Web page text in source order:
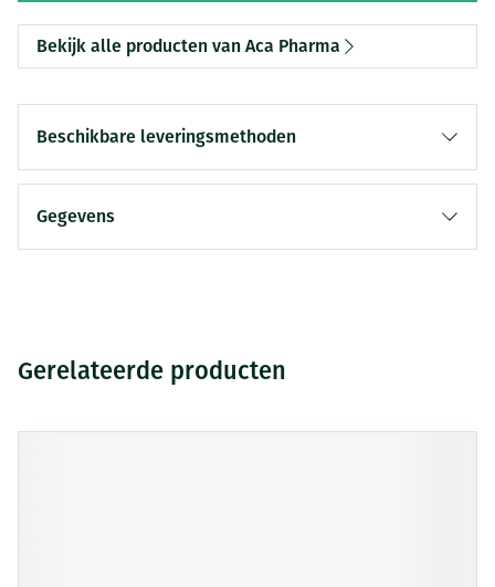
Bekijk alle producten van Aca Pharma
Beschikbare leveringsmethoden
Gegevens
Gerelateerde producten